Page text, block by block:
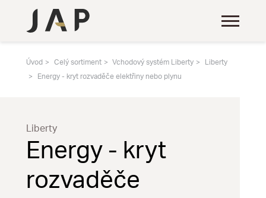
Úvod Celý sortiment Vchodový systém Liberty
Liberty
Energy - kryt rozvaděče elektřiny nebo plynu
Liberty
Energy - kryt
rozvaděče